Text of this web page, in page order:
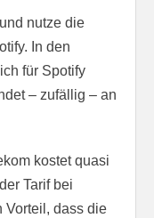
nutze die
In den
für Spotify
– zufällig – an
kostet quasi
Tarif bei
Vorteil, dass die